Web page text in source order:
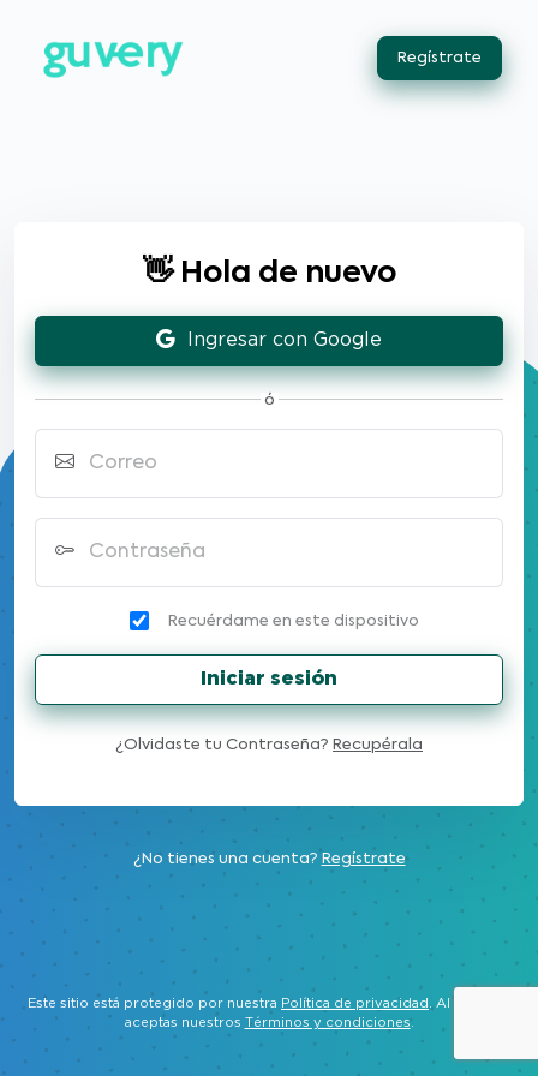
Regístrate
👋 Hola de nuevo
Ingresar con Google
ó
Correo
Contraseña
Recuérdame en este dispositivo
Iniciar sesión
¿Olvidaste tu Contraseña? Recupérala
¿No tienes una cuenta? Regístrate
Este sitio está protegido por nuestra Política de privacidad . Al ingresar
aceptas nuestros
Términos y condiciones .